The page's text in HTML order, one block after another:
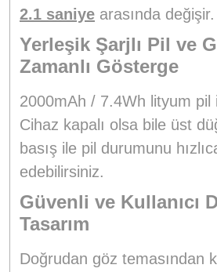
2.1 saniye arasında değişir.
Yerleşik Şarjlı Pil ve
Zamanlı Gösterge
2000mAh / 7.4Wh lityum pil
Cihaz kapalı olsa bile üst
basış ile pil durumunu
edebilirsiniz.
Güvenli ve Kullanıcı
Tasarım
Doğrudan göz temasından